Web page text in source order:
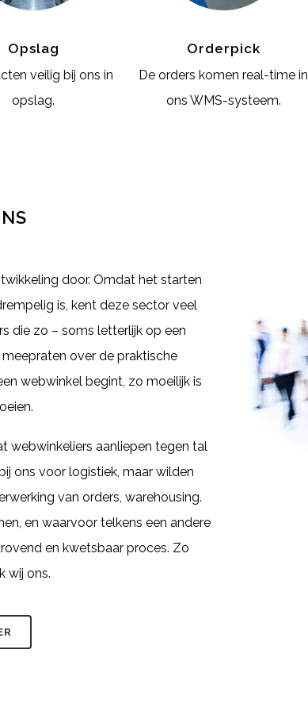
Opslag
veilig bij ons in
opslag.
Orderpick
De orders komen real-time in
ons WMS-systeem.
door. Omdat het starten
is, kent deze sector veel
die zo – soms letterlijk op een
over de praktische
webwinkel begint, zo moeilijk is
webwinkeliers aanliepen tegen tal
ons voor logistiek, maar wilden
van orders, warehousing.
en waarvoor telkens een andere
en kwetsbaar proces. Zo
wij ons.